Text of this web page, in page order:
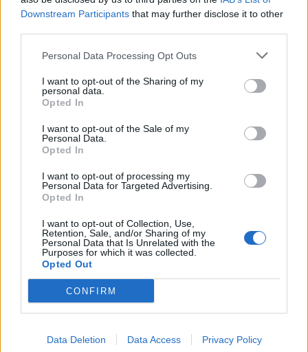
Downstream Participants that may further disclose it to other
Personal Data Processing Opt Outs
I want to opt-out of the Sharing of my
personal data.
Opted In
I want to opt-out of the Sale of my
Personal Data.
Opted In
I want to opt-out of processing my
Personal Data for Targeted Advertising.
Opted In
I want to opt-out of Collection, Use,
Retention, Sale, and/or Sharing of my
Personal Data that Is Unrelated with the
Purposes for which it was collected.
Opted Out
CONFIRM
Data Deletion Data Access Privacy Policy
Op weg naar WK 2026
Het volgende WK wordt gespeeld in de Verenigde Staten,
Canada en Mexico. Dan zal blijken welk land zich toevoegt
Ajax Feyenoord
Ajax richt pijlen op Marokkaanse WK-sensatie
Azzedine Ounahi
Steven Berghuis zorgt voor ophef na harde
tackle in oefenduel van Ajax
Dit houdt de transfer van Marc-André ter Stegen
naar Ajax nog tegen
De terugkeer van Daley Blind past in een groter
plan van Ajax
Kritiek op Engels van Míchel genuanceerd: ‘Ajax-
spelers snappen dat echt wel’